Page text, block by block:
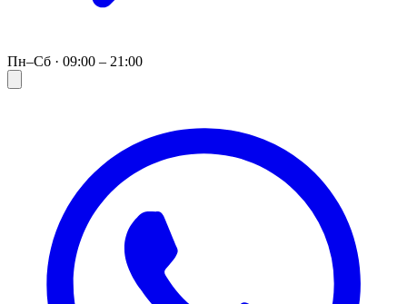
Пн–Сб · 09:00 – 21:00